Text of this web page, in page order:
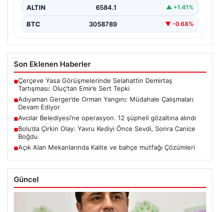
ALTIN 6584.1 ▲ +1.41%
BTC 3058789 ▼ -0.68%
Son Eklenen Haberler
■Çerçeve Yasa Görüşmelerinde Selahattin Demirtaş
Tartışması: Oluç’tan Emir’e Sert Tepki
■Adıyaman Gerger’de Orman Yangını: Müdahale Çalışmaları
Devam Ediyor
■Avcılar Belediyesi’ne operasyon. 12 şüpheli gözaltına alındı
■Bolu’da Çirkin Olay: Yavru Kediyi Önce Sevdi, Sonra Canice
Boğdu
■Açık Alan Mekanlarında Kalite ve bahçe mutfağı Çözümleri
Güncel